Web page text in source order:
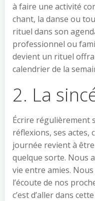
à faire une activité
chant, la danse ou
rituel dans son
professionnel ou
devient un rituel
calendrier de la
2. La
Écrire régulièrement
réflexions, ses actes,
journée revient à
quelque sorte. Nous
vie entre amies.
l’écoute de nos
c’est d’aller dans